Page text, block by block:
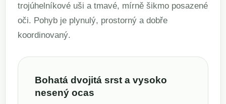
trojúhelníkové uši a tmavé, mírně šikmo posazené
oči. Pohyb je plynulý, prostorný a dobře
koordinovaný.
Bohatá dvojitá srst a vysoko
nesený ocas